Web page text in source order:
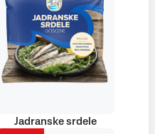
Jadranske srdele